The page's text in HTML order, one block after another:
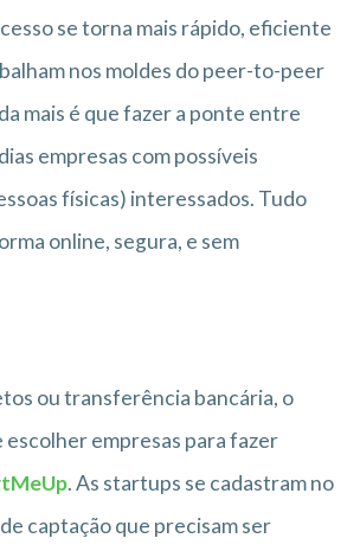
se torna mais rápido, eficiente
nos moldes do peer-to-peer
mais é que fazer a ponte entre
empresas com possíveis
físicas) interessados. Tudo
online, segura, e sem
ou transferência bancária, o
empresas para fazer
. As startups se cadastram no
captação que precisam ser